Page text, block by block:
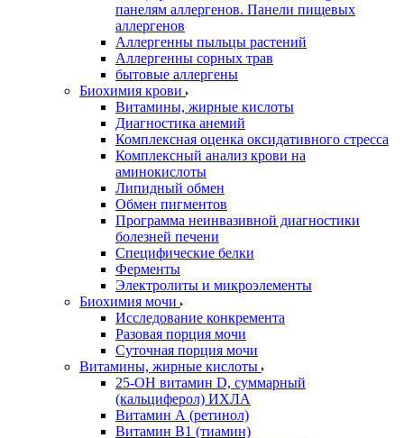
панелям аллергенов. Панели пищевых
аллергенов
Аллергенны пыльцы растений
Аллергенны сорных трав
бытовые аллергены
Биохимия крови
Витамины, жирные кислоты
Диагностика анемий
Комплексная оценка оксидативного стресса
Комплексный анализ крови на
аминокислоты
Липидный обмен
Обмен пигментов
Программа неинвазивной диагностики
болезней печени
Специфические белки
Ферменты
Электролиты и микроэлементы
Биохимия мочи
Исследование конкремента
Разовая порция мочи
Суточная порция мочи
Витамины, жирные кислоты
25-OH витамин D, суммарный
(кальциферол) ИХЛА
Витамин А (ретинол)
Витамин В1 (тиамин)